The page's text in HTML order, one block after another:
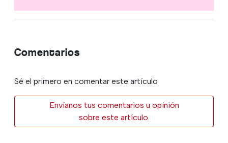
Comentarios
Sé el primero en comentar este artículo
Envíanos tus comentarios u opinión
sobre este artículo.